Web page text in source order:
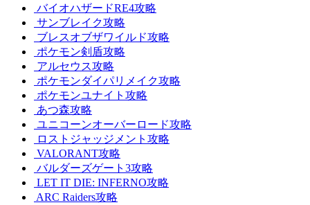
バイオハザードRE4攻略
サンブレイク攻略
ブレスオブザワイルド攻略
ポケモン剣盾攻略
アルセウス攻略
ポケモンダイパリメイク攻略
ポケモンユナイト攻略
あつ森攻略
ユニコーンオーバーロード攻略
ロストジャッジメント攻略
VALORANT攻略
バルダーズゲート3攻略
LET IT DIE: INFERNO攻略
ARC Raiders攻略